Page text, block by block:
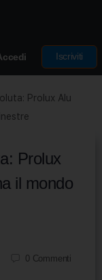
Iscriviti
Prolux Alu
Prolux
il mondo
0 Commenti